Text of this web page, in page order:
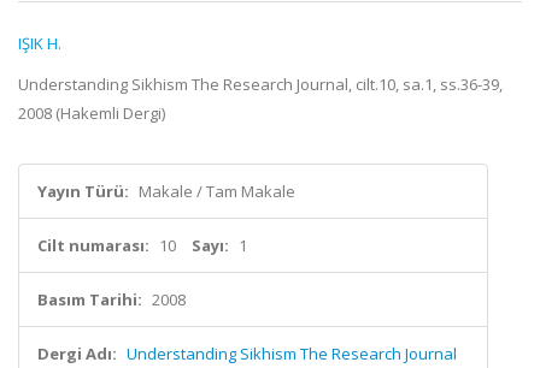
IŞIK H.
Understanding Sikhism The Research Journal, cilt.10, sa.1, ss.36-39,
2008 (Hakemli Dergi)
Yayın Türü: Makale / Tam Makale
Cilt numarası: 10 Sayı: 1
Basım Tarihi: 2008
Dergi Adı: Understanding Sikhism The Research Journal